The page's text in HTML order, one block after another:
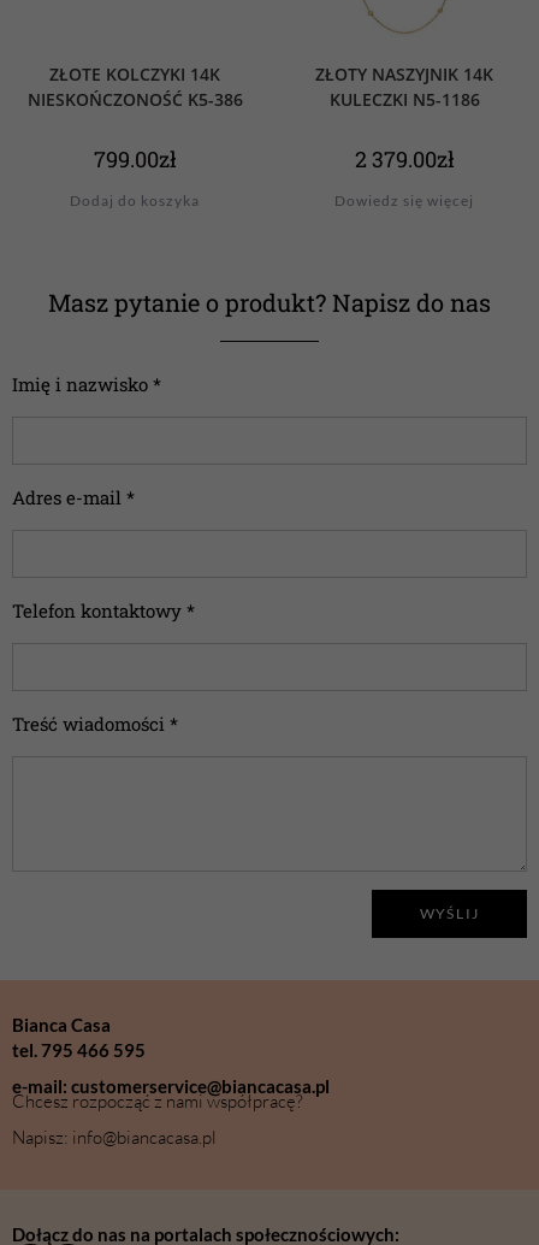
ZŁOTE KOLCZYKI 14K
NIESKOŃCZONOŚĆ K5-386
799.00zł
Dodaj do koszyka
ZŁOTY NASZYJNIK 14K
KULECZKI N5-1186
2 379.00zł
Dowiedz się więcej
Masz pytanie o produkt? Napisz do nas
Imię i nazwisko *
Adres e-mail *
Telefon kontaktowy *
Treść wiadomości *
WYŚLIJ
Bianca Casa
tel. 795 466 595
e-mail: customerservice@biancacasa.pl
Chcesz rozpocząć z nami współpracę?
Napisz: info@biancacasa.pl
Dołącz do nas na portalach społecznościowych: